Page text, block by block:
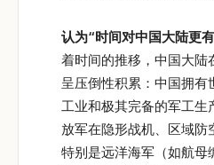
认为“时间对中国大陆更
着时间的推移，中国大陆
呈压倒性积累：中国拥有
工业和极其完备的军工生
放军在隐形战机、区域防
特别是远洋海军（如航母